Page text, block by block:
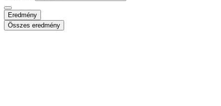
Eredmény
Összes eredmény